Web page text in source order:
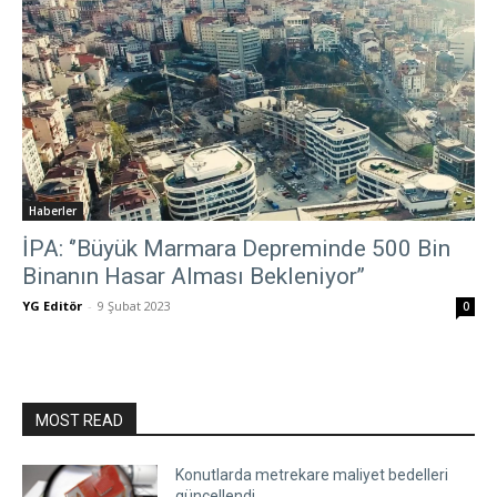
Haberler
İPA: ‘’Büyük Marmara Depreminde 500 Bin
Binanın Hasar Alması Bekleniyor’’
YG Editör - 9 Şubat 2023 0
MOST READ
Konutlarda metrekare maliyet bedelleri